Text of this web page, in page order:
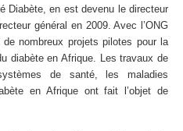
Diabète, en est devenu le directeur
général en 2009. Avec l’ONG
nombreux projets pilotes pour la
diabète en Afrique. Les travaux de
de santé, les maladies
en Afrique ont fait l’objet de